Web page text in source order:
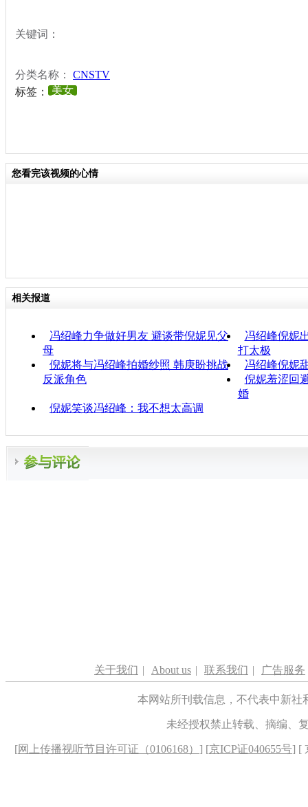
关键词：
分类名称： CNSTV
标签：
美女
您看完该视频的心情
相关报道
冯绍峰力争做好男友 避谈带倪妮见父
母
冯绍峰倪妮
打太极
倪妮将与冯绍峰拍婚纱照 韩庚盼挑战
反派角色
冯绍峰倪妮
倪妮羞涩回
婚
倪妮笑谈冯绍峰：我不想太高调
关于我们 | About us | 联系我们 | 广告服务
本网站所刊载信息，不代表中新
未经授权禁止转载、摘编、
[网上传播视听节目许可证（0106168） ] [京ICP证040655号] [